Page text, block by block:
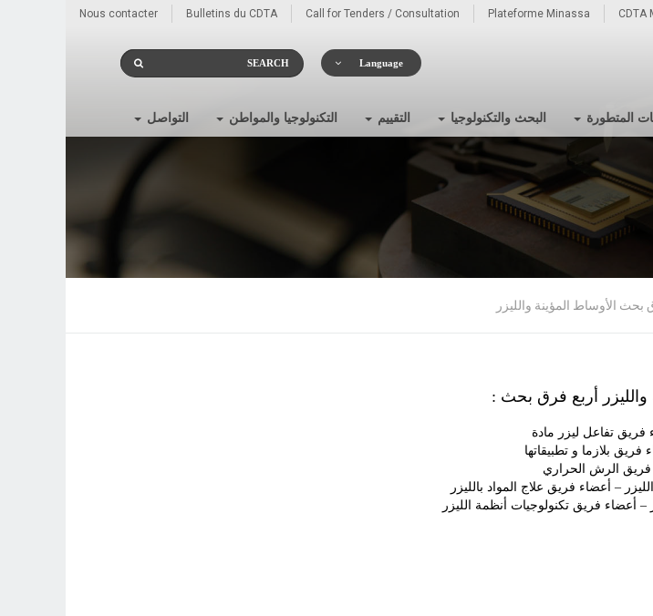
Nous contacter Bulletins du CDTA Call for Tenders / Consultation Plateforme Minassa CDTA
Language
المتطورة البحث والتكنولوجيا التقييم التكنولوجيا والمواطن التواصل
بحث الأوساط المؤينة والليزر
أربع فرق بحث :
فريق تفاعل ليزر مادة
فريق بلازما و تطبيقاتها
فريق الرش الحراري
– أعضاء فريق علاج المواد بالليزر
– أعضاء فريق تكنولوجيات أنظمة الليزر